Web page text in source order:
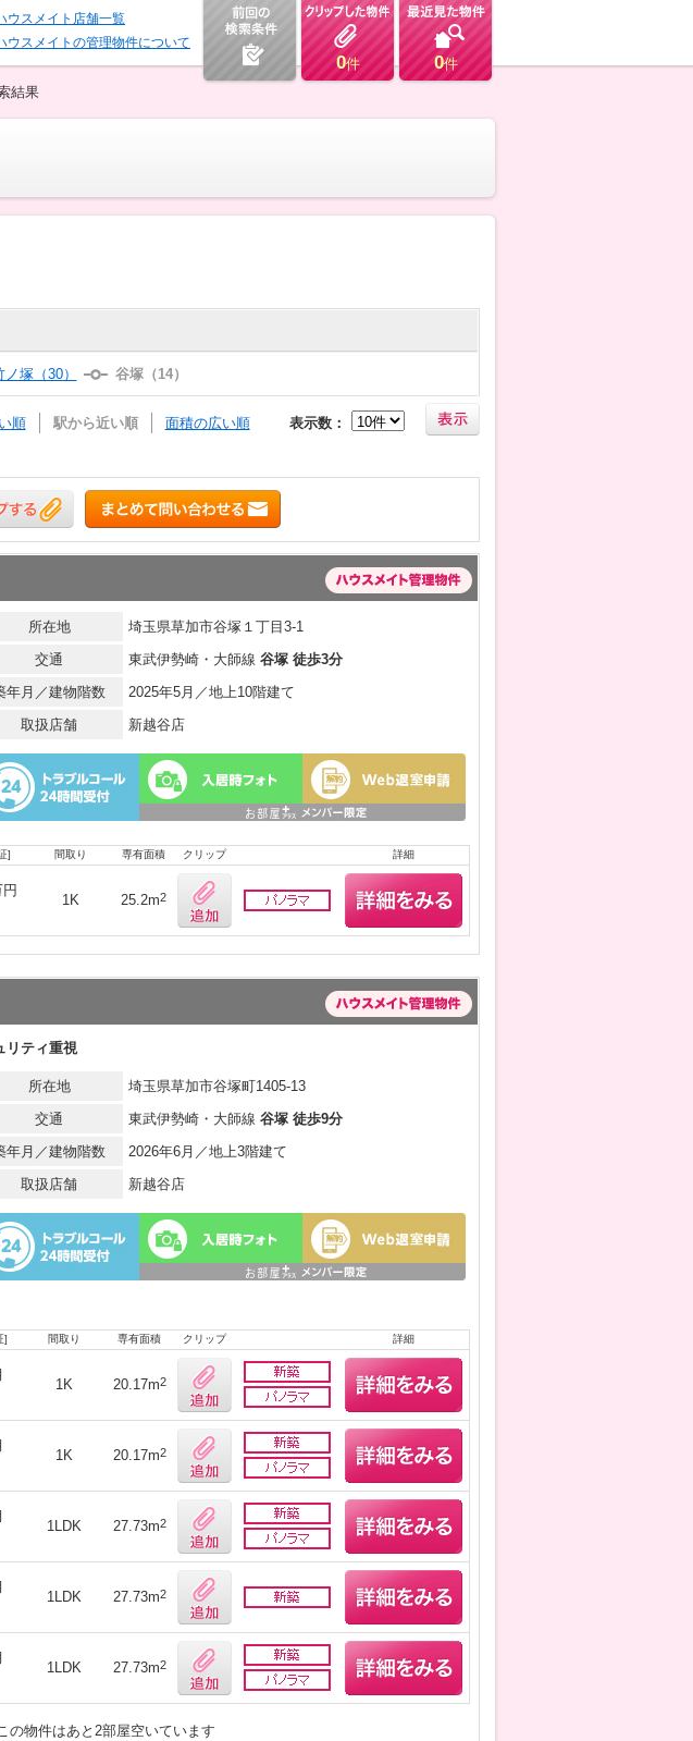
ウスメイト店舗一覧
ウスメイトの管理物件について
0件 0件
結果
ノ塚（30） 谷塚（14）
順 駅から近い順 面積の広い順 表示数：
所在地
埼玉県草加市谷塚１丁目3-1
交通
東武伊勢崎・大師線 谷塚 徒歩3分
年月／建物階数
2025年5月／地上10階建て
取扱店舗
新越谷店
] 間取り 専有面積 クリップ 詳細
1K 25.2m2
リティ重視
所在地
埼玉県草加市谷塚町1405-13
交通
東武伊勢崎・大師線 谷塚 徒歩9分
年月／建物階数
2026年6月／地上3階建て
取扱店舗
新越谷店
] 間取り 専有面積 クリップ 詳細
1K 20.17m2
1K 20.17m2
1LDK 27.73m2
1LDK 27.73m2
1LDK 27.73m2
の物件はあと2部屋空いています